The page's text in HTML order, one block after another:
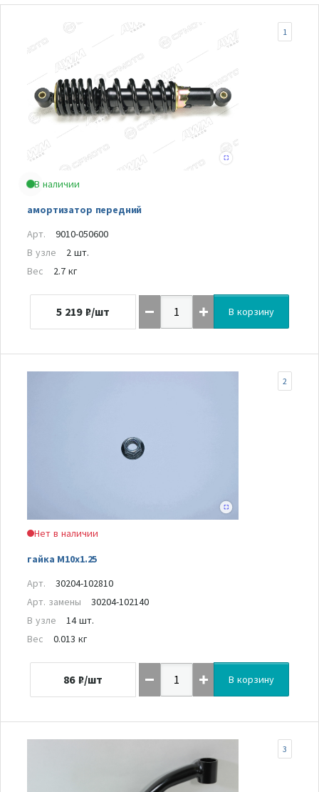
В наличии
амортизатор передний
1
Арт.
9010-050600
В узле
2 шт.
Вес
2.7 кг
5 219 ₽/шт В корзину
Нет в наличии
гайка M10x1.25
2
Арт.
30204-102810
Арт. замены
30204-102140
В узле
14 шт.
Вес
0.013 кг
86 ₽/шт В корзину
3